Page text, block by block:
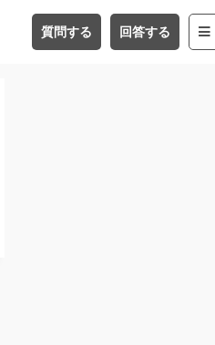
質問する 回答する